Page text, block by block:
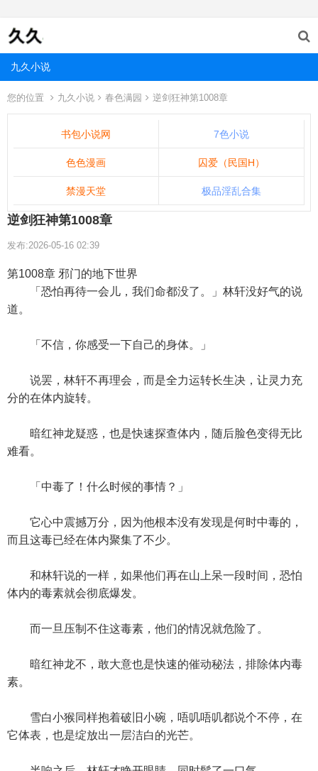
九久小说
您的位置 九久小说 春色满园 逆剑狂神第1008章
书包小说网 7色小说
色色漫画 囚爱（民国H）
禁漫天堂 极品淫乱合集
逆剑狂神第1008章
发布:2026-05-16 02:39
第1008章 邪门的地下世界
「恐怕再待一会儿，我们命都没了。」林轩没好气的说
道。
「不信，你感受一下自己的身体。」
说罢，林轩不再理会，而是全力运转长生决，让灵力充
分的在体内旋转。
暗红神龙疑惑，也是快速探查体内，随后脸色变得无比
难看。
「中毒了！什么时候的事情？」
它心中震撼万分，因为他根本没有发现是何时中毒的，
而且这毒已经在体内聚集了不少。
和林轩说的一样，如果他们再在山上呆一段时间，恐怕
体内的毒素就会彻底爆发。
而一旦压制不住这毒素，他们的情况就危险了。
暗红神龙不，敢大意也是快速的催动秘法，排除体内毒
素。
雪白小猴同样抱着破旧小碗，唔叽唔叽都说个不停，在
它体表，也是绽放出一层洁白的光芒。